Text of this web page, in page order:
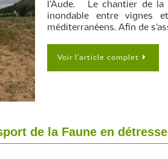
l’Aude. Le chantier de la
inondable entre vignes
méditerranéens. Afin de
Voir l’article complet
de la Faune en détresse